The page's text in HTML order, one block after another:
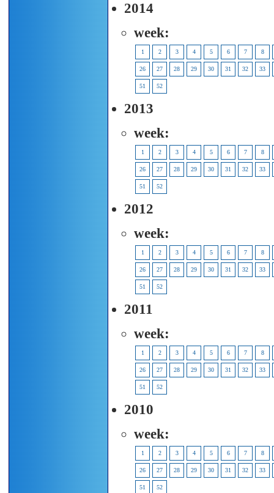
2014
week:
1 2 3 4 5 6 7 8
26 27 28 29 30 31 32 33
51 52
2013
week:
1 2 3 4 5 6 7 8
26 27 28 29 30 31 32 33
51 52
2012
week:
1 2 3 4 5 6 7 8
26 27 28 29 30 31 32 33
51 52
2011
week:
1 2 3 4 5 6 7 8
26 27 28 29 30 31 32 33
51 52
2010
week:
1 2 3 4 5 6 7 8
26 27 28 29 30 31 32 33
51 52